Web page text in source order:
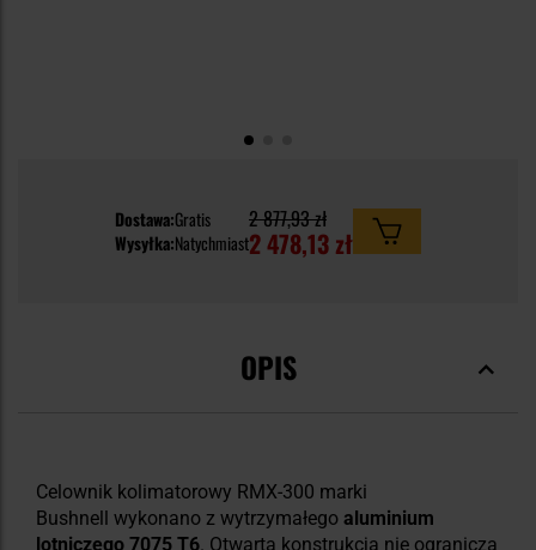
Dostawa:Gratis
Wysyłka:Natychmiast
2 877,93 zł
2 478,13 zł
OPIS
Celownik kolimatorowy RMX-300 marki
Bushnell wykonano z wytrzymałego aluminium
lotniczego 7075 T6. Otwarta konstrukcja nie ogranicza